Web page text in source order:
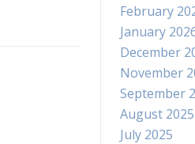
February
January
December
November
September
August 2025
July 2025